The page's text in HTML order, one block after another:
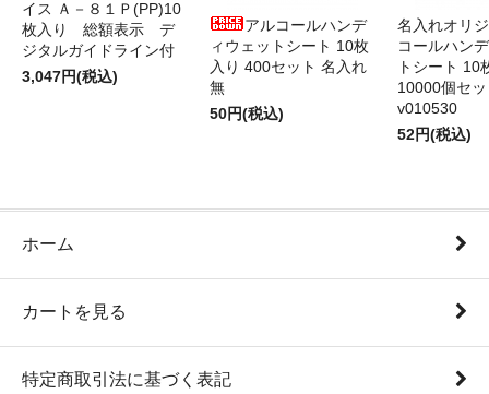
イス Ａ－８１Ｐ(PP)10
枚入り 総額表示 デ
ジタルガイドライン付
3,047円(税込)
アルコールハンデ
ィウェットシート 10枚
入り 400セット 名入れ
無
50円(税込)
名入れオリ
コールハン
トシート 10
10000個セ
v010530
52円(税込)
ホーム
カートを見る
特定商取引法に基づく表記